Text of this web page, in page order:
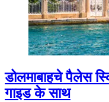
डोलमाबाहचे पैलेस
गाइड के साथ